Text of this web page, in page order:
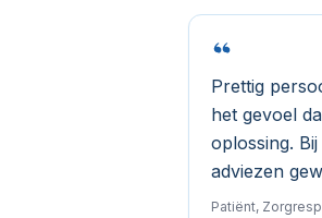
Prettig
het gevoel
oplossing.
adviezen
Patiënt,